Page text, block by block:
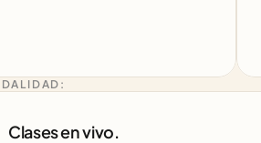
Clases en vivo.